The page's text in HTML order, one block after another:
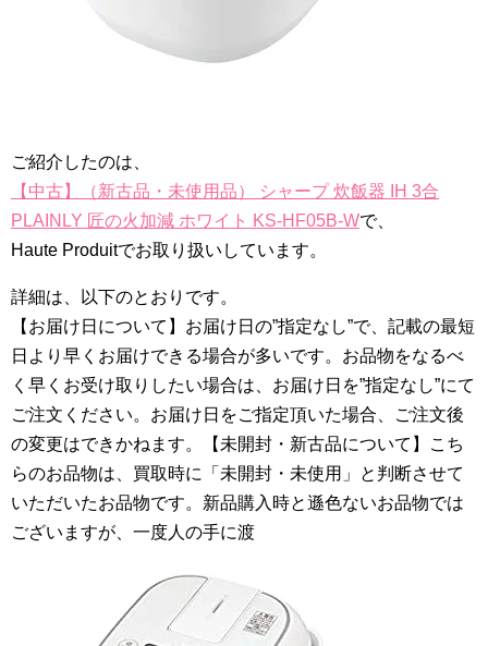
ご紹介したのは、
【中古】（新古品・未使用品） シャープ 炊飯器 IH 3合
PLAINLY 匠の火加減 ホワイト KS-HF05B-Wで、
Haute Produitでお取り扱いしています。
詳細は、以下のとおりです。
【お届け日について】お届け日の”指定なし”で、記載の最短
日より早くお届けできる場合が多いです。お品物をなるべ
く早くお受け取りしたい場合は、お届け日を”指定なし”にて
ご注文ください。お届け日をご指定頂いた場合、ご注文後
の変更はできかねます。【未開封・新古品について】こち
らのお品物は、買取時に「未開封・未使用」と判断させて
いただいたお品物です。新品購入時と遜色ないお品物では
ございますが、一度人の手に渡